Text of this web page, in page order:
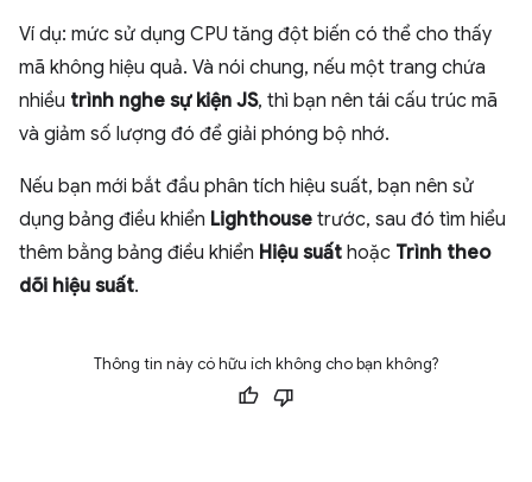
Ví dụ: mức sử dụng CPU tăng đột biến có thể cho thấy
mã không hiệu quả. Và nói chung, nếu một trang chứa
nhiều trình nghe sự kiện JS, thì bạn nên tái cấu trúc mã
và giảm số lượng đó để giải phóng bộ nhớ.
Nếu bạn mới bắt đầu phân tích hiệu suất, bạn nên sử
dụng bảng điều khiển Lighthouse trước, sau đó tìm hiểu
thêm bằng bảng điều khiển Hiệu suất hoặc Trình theo
dõi hiệu suất.
Thông tin này có hữu ích không cho bạn không?